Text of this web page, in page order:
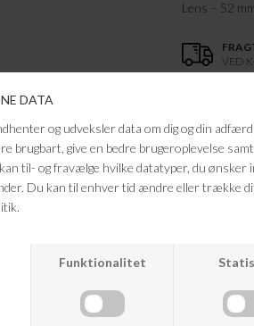
Lens – 52
VED